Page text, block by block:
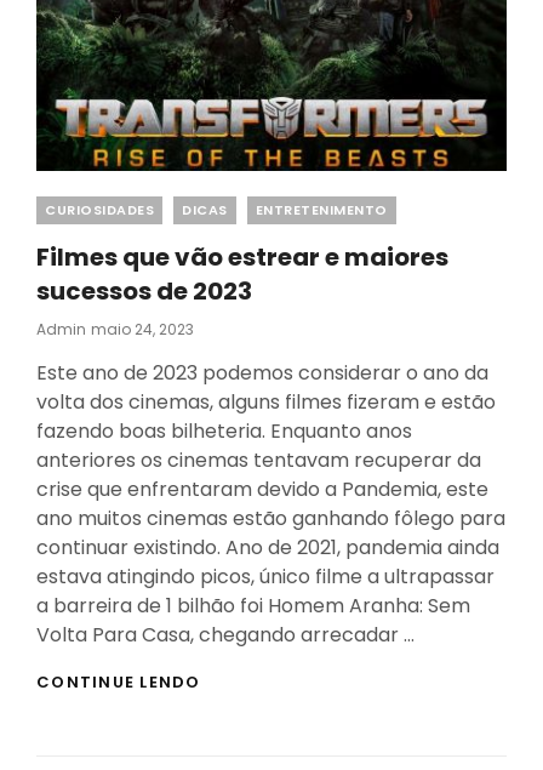
Categories
CURIOSIDADES DICAS ENTRETENIMENTO
Filmes que vão estrear e maiores
sucessos de 2023
Admin Posted
Maio 24, 2023
Este ano de 2023 podemos considerar o ano da
volta dos cinemas, alguns filmes fizeram e estão
fazendo boas bilheteria. Enquanto anos
anteriores os cinemas tentavam recuperar da
crise que enfrentaram devido a Pandemia, este
ano muitos cinemas estão ganhando fôlego para
continuar existindo. Ano de 2021, pandemia ainda
estava atingindo picos, único filme a ultrapassar
a barreira de 1 bilhão foi Homem Aranha: Sem
Volta Para Casa, chegando arrecadar …
CONTINUE LENDO